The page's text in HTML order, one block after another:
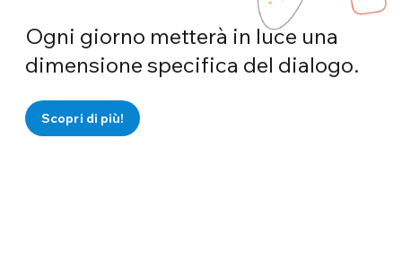
Ogni giorno metterà in luce una
dimensione specifica del dialogo.
Scopri di più!